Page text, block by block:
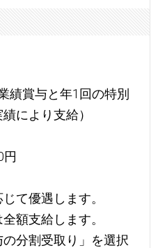
績賞与と年1回の特別
により支給）
円
て優遇します。
額支給します。
分割受取り」を選択